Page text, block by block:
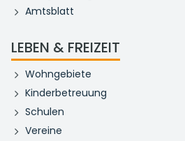
Amtsblatt
LEBEN & FREIZEIT
Wohngebiete
Kinderbetreuung
Schulen
Vereine